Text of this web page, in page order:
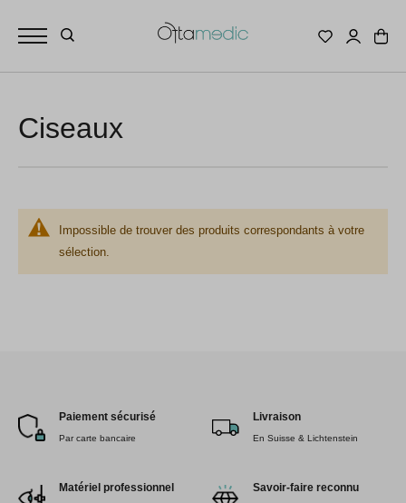
Ciseaux
Impossible de trouver des produits correspondants à votre
sélection.
Paiement sécurisé
Par carte bancaire
Livraison
En Suisse & Lichtenstein
Matériel professionnel Savoir-faire reconnu